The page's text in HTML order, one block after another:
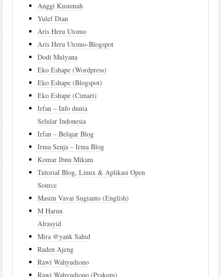
Anggi Kusumah
Yulef Dian
Aris Heru Utomo
Aris Heru Utomo-Blogspot
Dodi Mulyana
Eko Eshape (Wordpress)
Eko Eshape (Blogspot)
Eko Eshape (Cimart)
Irfan – Info dunia
Selular Indonesia
Irfan – Belajar Blog
Irma Senja – Irma Blog
Komar Ibnu Mikam
Tutorial Blog, Linux & Aplikasi Open
Source
Masim Vavai Sugianto (English)
M Harun
Alrasyid
Mira @yank Sahid
Raden Ajeng
Rawi Wahyudiono
Rawi Wahyudiono (Prakom)